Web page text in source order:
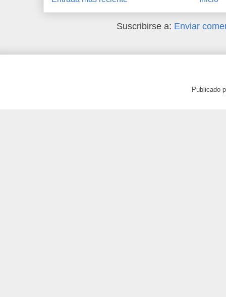
Suscribirse a: Enviar
Publicado